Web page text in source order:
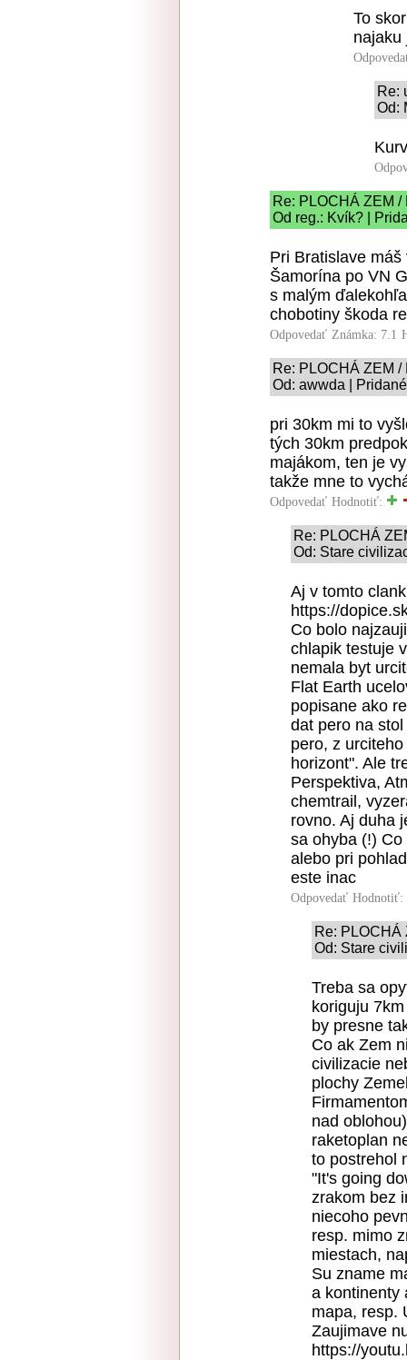
To
najaku
Re:
Od:
Re: PLOCHÁ ZEM
Od reg.: Kvík? |
Pri Bratislave
Šamorína po VN
s malým
chobotiny škoda
Odpovedať Známka: 7.1
Re: PLOCHÁ ZEM
Od: awwda |
pri 30km mi to
tých 30km
majákom, ten je
takže mne to
Odpovedať Hodnotiť:
Re: PLOCHÁ
Od: Stare
Aj v tomto
https://
Co bolo
chlapik testuje
nemala byt
Flat Earth
popisane ako
dat pero na
pero, z
horizont". Ale
Perspektiva,
chemtrail,
rovno. Aj duha
sa ohyba (!)
alebo pri
este inac
Odpovedať Hodnotiť:
Re: PLOCHÁ
Od: Stare
Treba sa
koriguju
by presne
Co ak Zem
civilizacie
plochy
nad
raketoplan
to postrehol
"It's going
zrakom bez
niecoho
resp. mimo
miestach,
Su zname
a kontinenty
mapa, resp.
Zaujimave
https://